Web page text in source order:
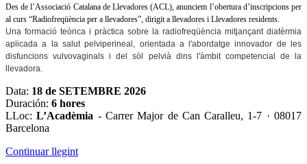
Des de l’Associació Catalana de Llevadores (ACL), anunciem l’obertura d’inscripcions per
al curs “Radiofreqüència per a llevadores”, dirigit a llevadores i Llevadores residents.
Una formació teòrica i pràctica sobre la radiofreqüència mitjançant diatèrmia
aplicada a la salut pelviperineal, orientada a l'abordatge innovador de les
disfuncions vulvovaginals i del sòl pelvià dins l'àmbit competencial de la
llevadora.
Data: 18 de SETEMBRE 2026
Duración: 6 hores
LLoc:L’Acadèmia - Carrer Major de Can Caralleu, 1-7 · 08017
Barcelona
Continuar llegint